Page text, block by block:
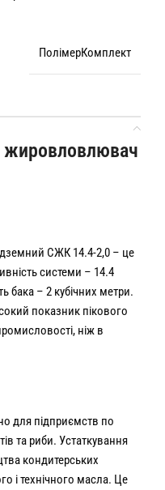
ПолімерКомплект
жировловлювач
СЖК 14.4-2,0 – це
системи – 14.4
бака – 2 кубічних метри.
показник пікового
ніж в
для підприємств по
та риби. Устаткування
кондитерських
і технічного масла. Це